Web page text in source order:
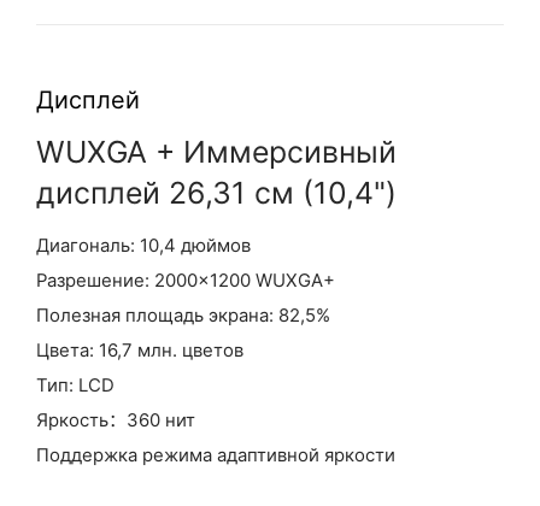
Дисплей
WUXGA + Иммерсивный
дисплей 26,31 см (10,4")
Диагональ: 10,4 дюймов
Разрешение: 2000×1200 WUXGA+
Полезная площадь экрана: 82,5%
Цвета: 16,7 млн. цветов
Тип: LCD
Яркость：360 нит
Поддержка режима адаптивной яркости